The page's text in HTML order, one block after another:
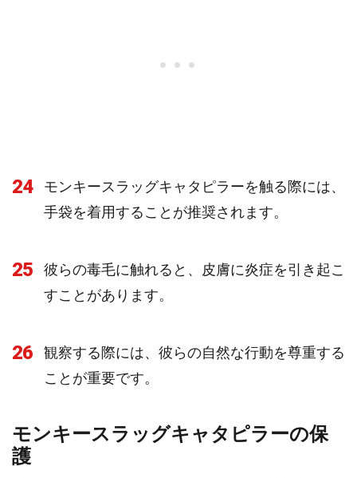
24
モンキースラッグキャタピラーを触る際には、
手袋を着用することが推奨されます。
25
彼らの毒毛に触れると、皮膚に炎症を引き起こ
すことがあります。
26
観察する際には、彼らの自然な行動を尊重する
ことが重要です。
モンキースラッグキャタピラーの保
護